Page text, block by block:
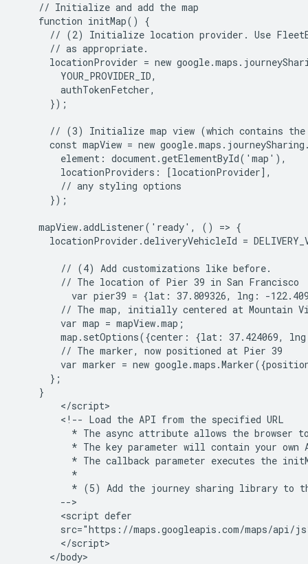
    // Initialize and add the map
    function initMap() {
// (2) Initialize location provider. Use
      // as appropriate.
locationProvider = new
        YOUR_PROVIDER_ID,
        authTokenFetcher,
      });
// (3) Initialize map view (which contains
const mapView = new
        element: document.getElementById('map'),
        locationProviders: [locationProvider],
        // any styling options
      });
    mapView.addListener('ready', () => {
locationProvider.deliveryVehicleId =
        // (4) Add customizations like before.
        // The location of Pier 39 in San Francisco
var pier39 = {lat: 37.809326, lng: -
// The map, initially centered at Mountain
        var map = mapView.map;
map.setOptions({center: {lat: 37.424069,
        // The marker, now positioned at Pier 39
var marker = new
      };
    }
        </script>
        <!-- Load the API from the specified URL
* The async attribute allows the browser
* The key parameter will contain your own
* The callback parameter executes the
          *
* (5) Add the journey sharing library to
        -->
        <script defer
src="https://maps.googleapis.com/maps/api/
        </script>
      </body>